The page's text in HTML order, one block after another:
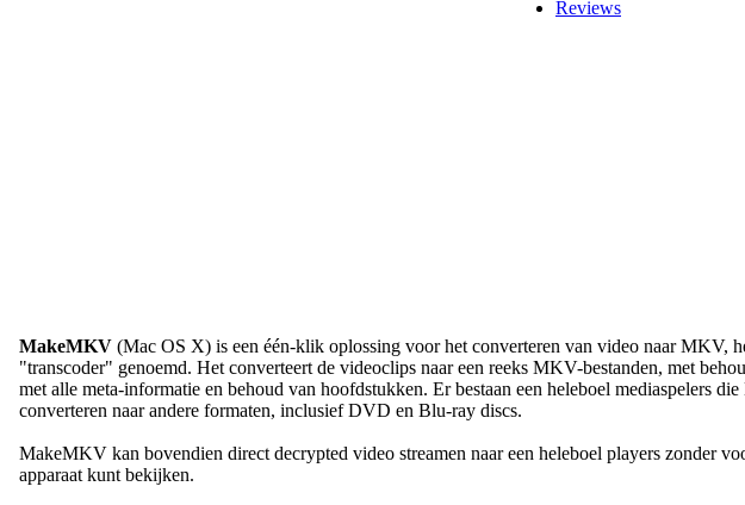
Reviews
MakeMKV (Mac OS X) is een één-klik oplossing voor het converteren van video naar MKV,
"transcoder" genoemd. Het converteert de videoclips naar een reeks MKV-bestanden, met
met alle meta-informatie en behoud van hoofdstukken. Er bestaan een heleboel mediaspelers
converteren naar andere formaten, inclusief DVD en Blu-ray discs.
MakeMKV kan bovendien direct decrypted video streamen naar een heleboel players zonder
apparaat kunt bekijken.